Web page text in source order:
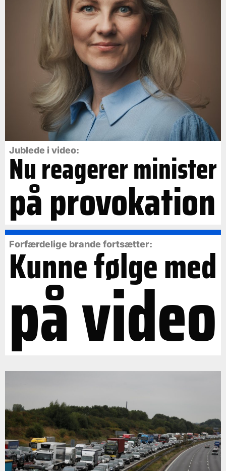
Jublede i video:
Nu reagerer minister
på provokation
Forfærdelige brande fortsætter:
Kunne følge med
på video